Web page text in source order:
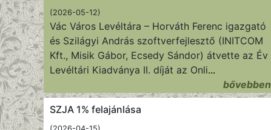
(2026-05-12)
Vác Város Levéltára – Horváth Ferenc igazgató
és Szilágyi András szoftverfejlesztő (INITCOM
Kft., Misik Gábor, Ecsedy Sándor) átvette az Év
Levéltári Kiadványa II. díját az Onli...
bővebben
SZJA 1% felajánlása